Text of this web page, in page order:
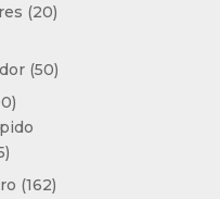
2020
5050
1090
productos
185
productos
162162